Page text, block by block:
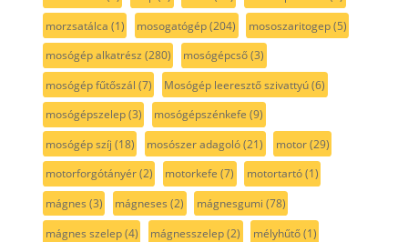
morzsatálca (1) mosogatógép(204) mososzaritogep(5)
mosógép alkatrész (280) mosógépcső(3)
mosógép fűtőszál (7) Mosógép leeresztő szivattyú(6)
mosógépszelep(3) mosógépszénkefe (9)
mosógép szíj (18) mosószer adagoló(21) motor(29)
motorforgótányér(2) motorkefe (7) motortartó(1)
mágnes (3) mágneses (2) mágnesgumi (78)
mágnes szelep(4) mágnesszelep(2) mélyhűtő(1)